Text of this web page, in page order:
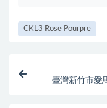
CKL3 Rose Pourpre
臺灣新竹市愛